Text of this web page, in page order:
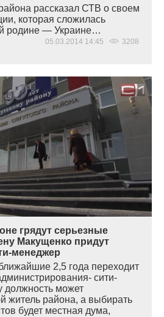
рассказал СТВ о своем
которая сложилась
родине — Украине…
05.03.2014 14:45 3208
грядут серьезные
Макущенко придут
менеджер
2,5 года переходит
сити-
должность может
житель района, а выбирать
будет местная дума,